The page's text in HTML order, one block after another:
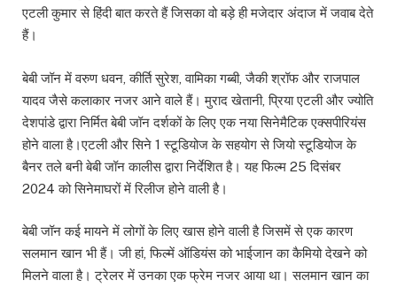
एटली कुमार से हिंदी बात करते हैं जिसका वो बड़े ही मजेदार अंदाज में जवाब देते
हैं।
बेबी जॉन में वरुण धवन, कीर्ति सुरेश, वामिका गब्बी, जैकी श्रॉफ और राजपाल
यादव जैसे कलाकार नजर आने वाले हैं। मुराद खेतानी, प्रिया एटली और ज्योति
देशपांडे द्वारा निर्मित बेबी जॉन दर्शकों के लिए एक नया सिनेमैटिक एक्सपीरियंस
होने वाला है।एटली और सिने 1 स्टूडियोज के सहयोग से जियो स्टूडियोज के
बैनर तले बनी बेबी जॉन कालीस द्वारा निर्देशित है। यह फिल्म 25 दिसंबर
2024 को सिनेमाघरों में रिलीज होने वाली है।
बेबी जॉन कई मायने में लोगों के लिए खास होने वाली है जिसमें से एक कारण
सलमान खान भी हैं। जी हां, फिल्में ऑडियंस को भाईजान का कैमियो देखने को
मिलने वाला है। ट्रेलर में उनका एक फ्रेम नजर आया था। सलमान खान का